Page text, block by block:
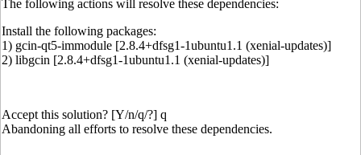
The following actions will resolve these dependencies:
Install the following packages:
1) gcin-qt5-immodule [2.8.4+dfsg1-1ubuntu1.1 (xenial-updates)]
2) libgcin [2.8.4+dfsg1-1ubuntu1.1 (xenial-updates)]
Accept this solution? [Y/n/q/?] q
Abandoning all efforts to resolve these dependencies.